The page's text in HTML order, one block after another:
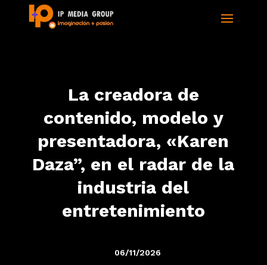
La creadora de
contenido, modelo y
presentadora, «Karen
Daza”, en el radar de la
industria del
entretenimiento
06/11/2026